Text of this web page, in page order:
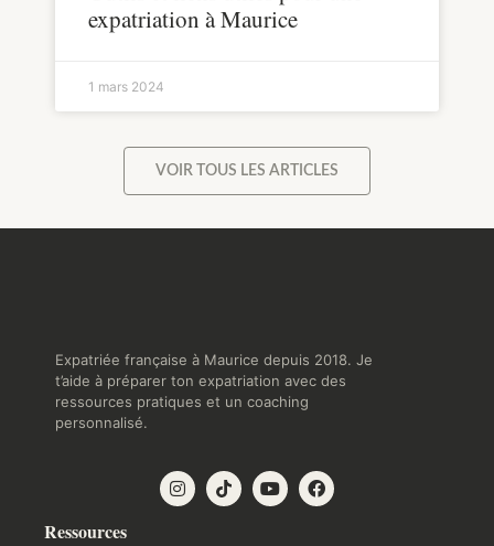
expatriation à Maurice
1 mars 2024
VOIR TOUS LES ARTICLES
Expatriée française à Maurice depuis 2018. Je
t’aide à préparer ton expatriation avec des
ressources pratiques et un coaching
personnalisé.
Ressources